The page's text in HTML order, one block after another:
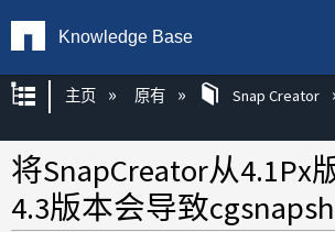
Knowledge Base
扩展/隐缩全局层次
主页 原有 Snap Creator
将SnapCreator从4.1Px
4.3版本会导致